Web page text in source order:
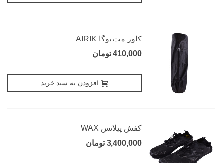
کاور مت یوگا AIRIK
410,000 تومان
افزودن به سبد خرید
کفش پیلاتس WAX
3,400,000 تومان